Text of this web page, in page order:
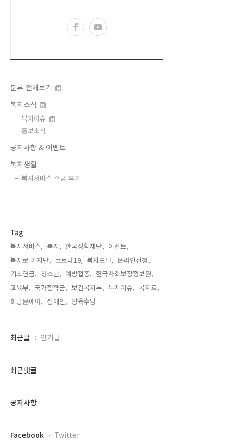
분류 전체보기
복지소식
복지이슈
홍보소식
공지사항 & 이벤트
복지생활
복지서비스 수급 후기
Tag
복지서비스, 복지, 한국장학재단, 이벤트,
복지로 기자단, 코로나19, 복지포털, 온라인신청,
기초연금, 청소년, 예방접종, 한국사회보장정보원,
교육부, 국가장학금, 보건복지부, 복지이슈, 복지로,
희망온에어, 장애인, 양육수당,
최
과
글
최근글 인기글
최근댓글
공지사항
페
Facebook Twitter